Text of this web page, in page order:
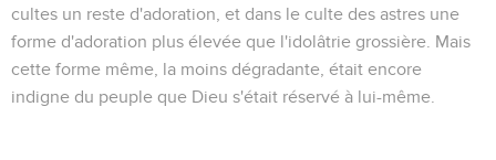
cultes un reste d'adoration, et dans le culte des astres une
forme d'adoration plus élevée que l'idolâtrie grossière. Mais
cette forme même, la moins dégradante, était encore
indigne du peuple que Dieu s'était réservé à lui-même.